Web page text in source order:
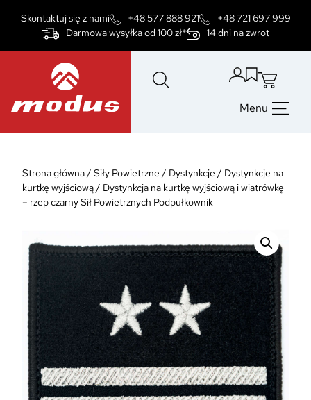
Skontaktuj się z nami +48 577 888 921
+48 721 697 999
Darmowa wysyłka od 100 zł*
14 dni na zwrot
Menu
Strona główna/ Siły Powietrzne / Dystynkcje / Dystynkcje na
kurtkę wyjściową/ Dystynkcja na kurtkę wyjściową i wiatrówkę
– rzep czarny Sił Powietrznych Podpułkownik